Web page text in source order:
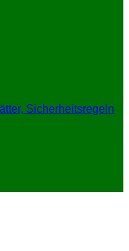
Sicherheitsregeln